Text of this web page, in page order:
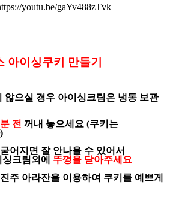
youtu.be/gaYv488zTvk
아이싱쿠키 만들기
않으실 경우 아이싱크림은 냉동 보관
분 전 꺼내 놓으세요 (쿠키는
)
어지면 잘 안나올 수 있어서
크림외에 뚜껑을 닫아주세요
주 아라잔을 이용하여 쿠키를 예쁘게